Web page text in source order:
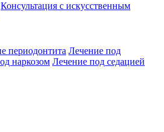
Консультация с искусственным
периодонтита Лечение под
наркозом Лечение под седацией